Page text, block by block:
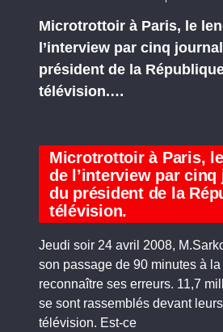
Microtrottoir à Paris, le
l’interview par cinq
président de la
télévision.…
Microtrottoir à Paris,
de l’interview par
du président de la
télévision.
Jeudi soir 24 avril 2008,
son passage de 90 minutes à
reconnaître ses erreurs. 11,7
se sont rassemblés devant
télévision. Est-ce